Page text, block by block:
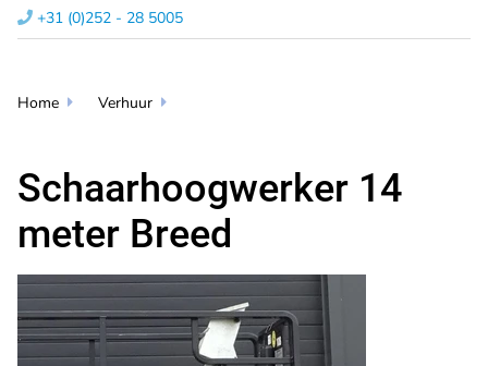
 +31 (0)252 - 28 5005​
Home  Verhuur 
Schaarhoogwerker 14
meter Breed